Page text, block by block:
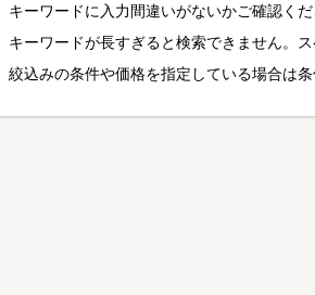
キーワードに入力間違いがないかご確認くだ
キーワードが長すぎると検索できません。
絞込みの条件や価格を指定している場合は